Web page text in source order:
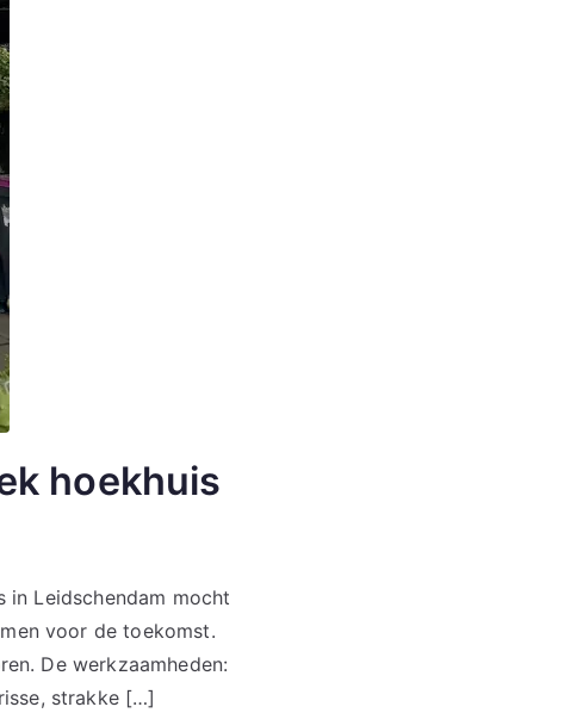
hoekhuis
Leidschendam mocht
voor de toekomst.
De werkzaamheden:
strakke […]